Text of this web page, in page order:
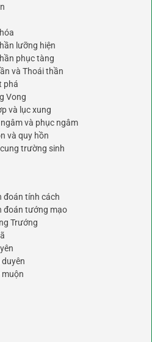
lưỡng hiện
phục tàng
và Thoái thần
phá
Vong
và lục xung
và phục ngâm
và quy hồn
trường sinh
đoán tính cách
đoán tướng mạo
Trướng
muộn